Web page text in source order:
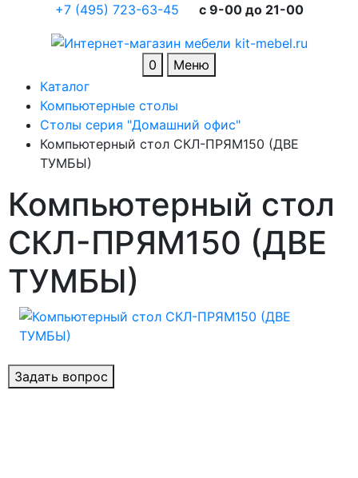
+7 (495) 723-63-45 c 9-00 до 21-00
0
Меню
Каталог
Компьютерные столы
Столы серия "Домашний офис"
Компьютерный стол СКЛ-ПРЯМ150 (ДВЕ
ТУМБЫ)
Компьютерный стол
СКЛ-ПРЯМ150 (ДВЕ
ТУМБЫ)
Задать вопрос